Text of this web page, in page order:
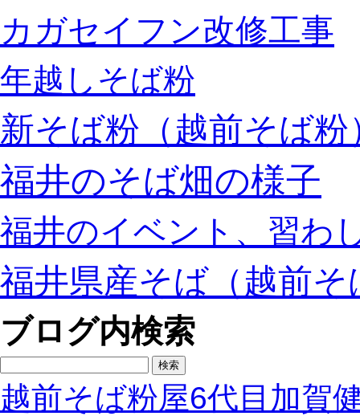
カガセイフン改修工事
年越しそば粉
新そば粉（越前そば粉
福井のそば畑の様子
福井のイベント、習わ
福井県産そば（越前そ
ブログ内検索
索:
越前そば粉屋6代目加賀